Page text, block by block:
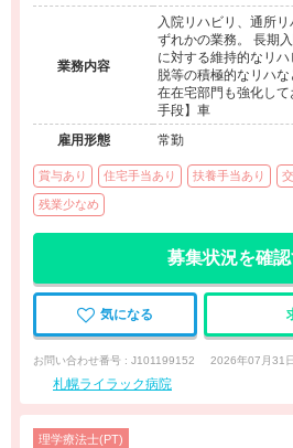
業務内容
入院リハビリ、通所
ずれかの業務。 長期
に対する維持的なリ
脱等の積極的なリハ
在在宅部門も強化し
手段】車
雇用形態
常勤
賞与あり 住宅手当あり 扶養手当あり
残業少なめ
募集状況を確
気になる
お問い合わせ番号 : J101199152 2026年07月31
札幌ライラック病院
理学療法士(PT)